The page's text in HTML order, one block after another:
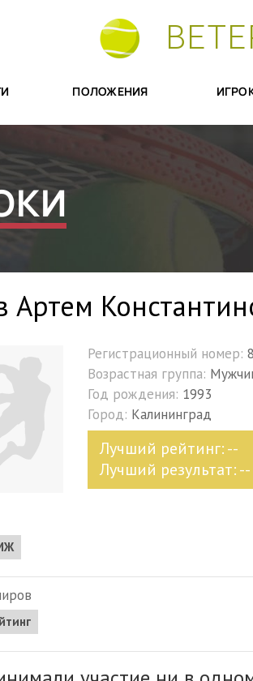
ПОЛОЖЕНИЯ
Артем
Регистрационный номер:
Возрастная группа:
Год рождения: 1993
Город: Калининград
Лучший рейтинг: --
Лучший результат: --